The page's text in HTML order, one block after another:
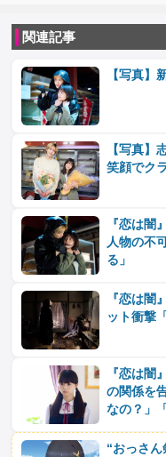
関連記事
【写真】
【写真】
笑顔でク
『恋は闇
人物の不
る」
『恋は闇
ット衝撃
『恋は闇
の関係を
なの？」
“おっさ